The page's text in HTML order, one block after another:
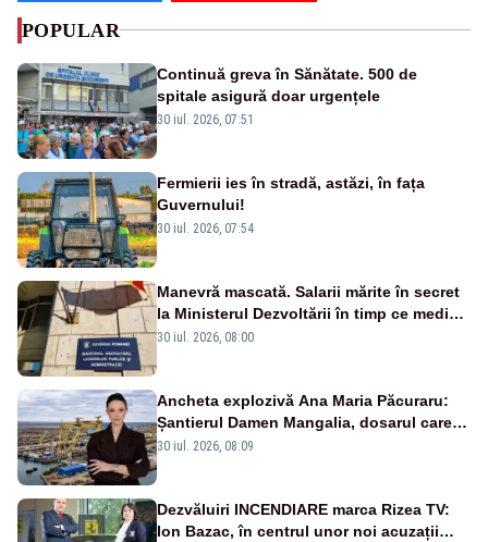
POPULAR
Continuă greva în Sănătate. 500 de
spitale asigură doar urgențele
30 iul. 2026, 07:51
Fermierii ies în stradă, astăzi, în fața
Guvernului!
30 iul. 2026, 07:54
Manevră mascată. Salarii mărite în secret
la Ministerul Dezvoltării în timp ce medicii
ies în stradă
30 iul. 2026, 08:00
Ancheta explozivă Ana Maria Păcuraru:
Șantierul Damen Mangalia, dosarul care
scufundă apărarea României
30 iul. 2026, 08:09
Dezvăluiri INCENDIARE marca Rizea TV:
Ion Bazac, în centrul unor noi acuzații